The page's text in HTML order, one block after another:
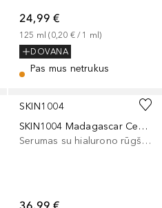
24,99 €
125 ml (0,20 € / 1 ml)
DOVANA
Pas mus netrukus
SKIN1004
SKIN1004 Madagascar Centella Hyalu-Cica First Ampoule
Serumas su hialurono rūgštimi